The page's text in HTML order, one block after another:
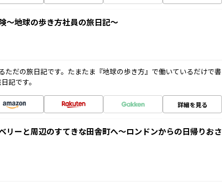
～地球の歩き方社員の旅日記～
ただの旅日記です。たまたま『地球の歩き方』で働いているだけで書
記です。
詳細を見る
リーと周辺のすてきな田舎町へ～ロンドンからの日帰りおさ